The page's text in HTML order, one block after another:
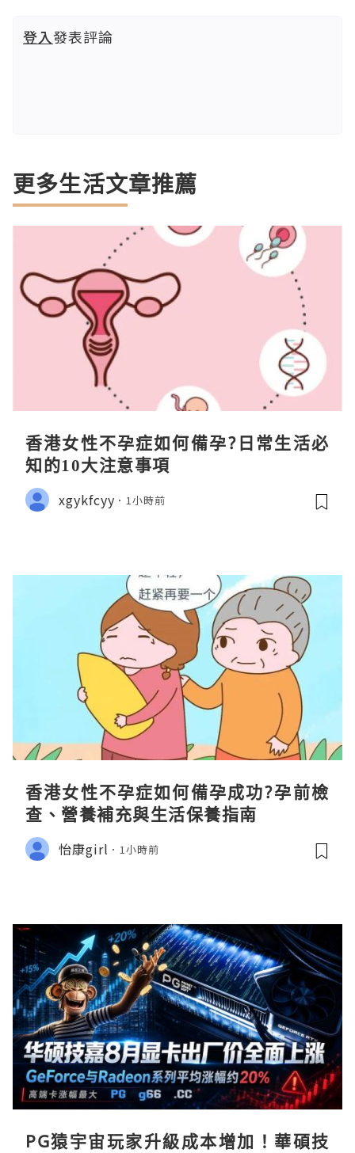
登入發表評論
更多生活文章推薦
香港女性不孕症如何備孕?日常生活必
知的10大注意事項
xgykfcyy 1小時前
香港女性不孕症如何備孕成功?孕前檢
查、營養補充與生活保養指南
怡康girl 1小時前
PG猿宇宙玩家升級成本增加！華碩技